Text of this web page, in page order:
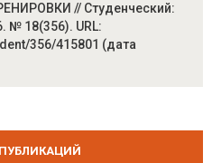
// Студенческий:
№ 18(356). URL:
356/415801 (дата